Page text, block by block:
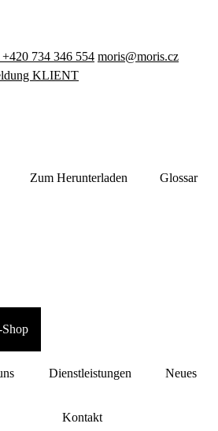
+420 734 346 554 moris@moris.cz
KLIENT
Zum Herunterladen Glossar
Shop
Dienstleistungen Neues
Kontakt